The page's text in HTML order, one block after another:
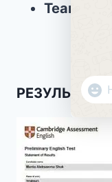
Teams: